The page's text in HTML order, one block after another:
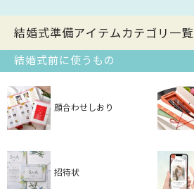
結婚式準備アイテムカテゴリ一覧
結婚式前に使うもの
顔合わせしおり
招待状